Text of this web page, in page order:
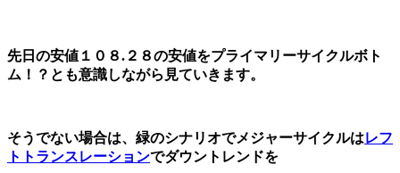
先日の安値１０８.２８の安値をプライマリーサイクルボト
ム！？とも意識しながら見ていきます。
そうでない場合は、緑のシナリオでメジャーサイクルはレフ
トトランスレーションでダウントレンドを